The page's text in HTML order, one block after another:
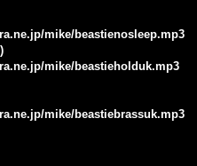
mike/beastienosleep.mp3
mike/beastieholduk.mp3
mike/beastiebrassuk.mp3